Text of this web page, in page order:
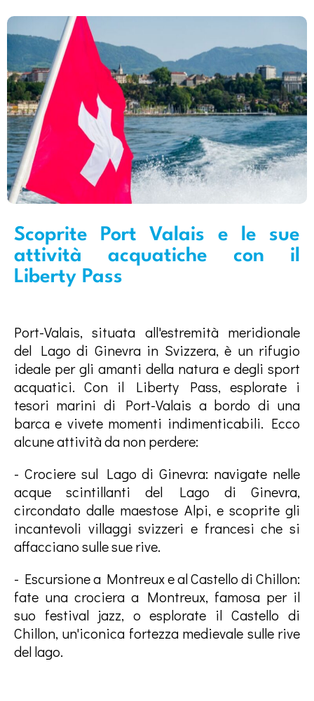
Scoprite Port Valais e le sue
attività acquatiche con il
Liberty Pass
Port-Valais, situata all'estremità meridionale
del Lago di Ginevra in Svizzera, è un rifugio
ideale per gli amanti della natura e degli sport
acquatici. Con il Liberty Pass, esplorate i
tesori marini di Port-Valais a bordo di una
barca e vivete momenti indimenticabili. Ecco
alcune attività da non perdere:
- Crociere sul Lago di Ginevra: navigate nelle
acque scintillanti del Lago di Ginevra,
circondato dalle maestose Alpi, e scoprite gli
incantevoli villaggi svizzeri e francesi che si
affacciano sulle sue rive.
- Escursione a Montreux e al Castello di Chillon:
fate una crociera a Montreux, famosa per il
suo festival jazz, o esplorate il Castello di
Chillon, un'iconica fortezza medievale sulle rive
del lago.